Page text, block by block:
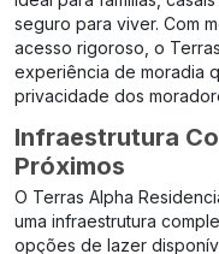
seguro para viver. Com
acesso rigoroso, o
experiência de moradia
privacidade dos
Infraestrutura
Próximos
O Terras Alpha
uma infraestrutura
opções de lazer